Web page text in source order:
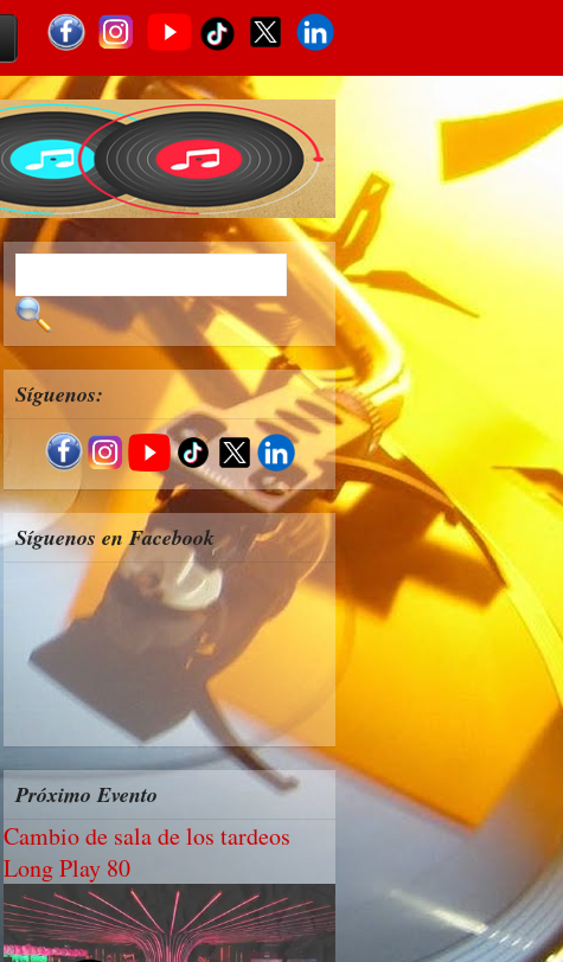
Síguenos:
Síguenos en Facebook
Próximo Evento
Cambio de sala de los tardeos
Long Play 80